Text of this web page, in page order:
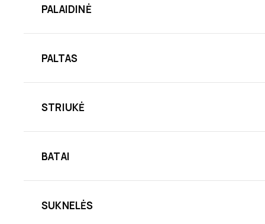
PALAIDINĖ
PALTAS
STRIUKĖ
BATAI
SUKNELĖS